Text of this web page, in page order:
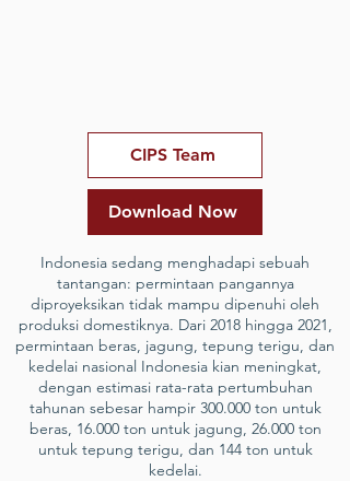
CIPS Team
Download Now
Indonesia sedang menghadapi sebuah
tantangan: permintaan pangannya
diproyeksikan tidak mampu dipenuhi oleh
produksi domestiknya. Dari 2018 hingga 2021,
permintaan beras, jagung, tepung terigu, dan
kedelai nasional Indonesia kian meningkat,
dengan estimasi rata-rata pertumbuhan
tahunan sebesar hampir 300.000 ton untuk
beras, 16.000 ton untuk jagung, 26.000 ton
untuk tepung terigu, dan 144 ton untuk
kedelai.